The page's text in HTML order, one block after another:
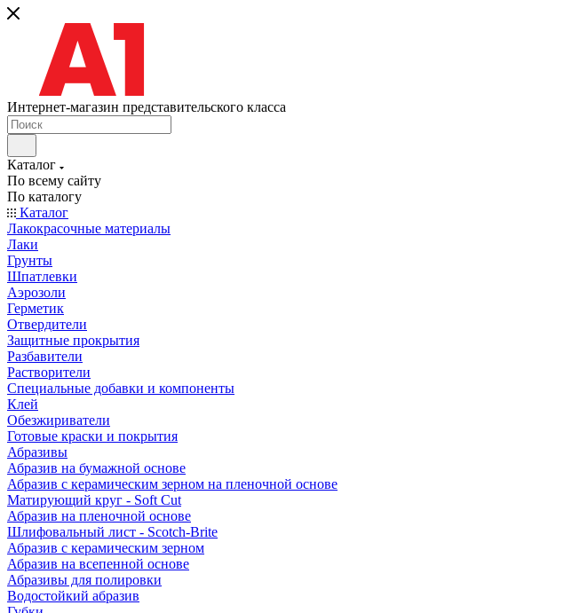
Интернет-магазин представительского класса
Каталог
По всему сайту
По каталогу
Каталог
Лакокрасочные материалы
Лаки
Грунты
Шпатлевки
Аэрозоли
Герметик
Отвердители
Защитные прокрытия
Разбавители
Растворители
Специальные добавки и компоненты
Клей
Обезжириватели
Готовые краски и покрытия
Абразивы
Абразив на бумажной основе
Абразив с керамическим зерном на пленочной основе
Матирующий круг - Soft Cut
Абразив на пленочной основе
Шлифовальный лист - Scotch-Brite
Абразив с керамическим зерном
Абразив на всепенной основе
Абразивы для полировки
Водостойкий абразив